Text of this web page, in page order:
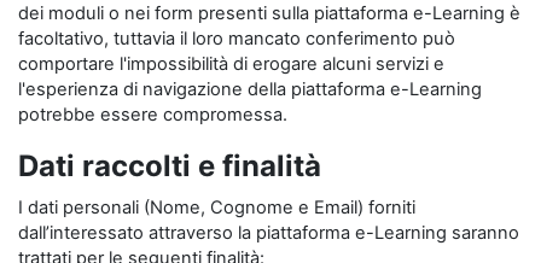
dei moduli o nei form presenti sulla piattaforma e-Learning è
facoltativo, tuttavia il loro mancato conferimento può
comportare l'impossibilità di erogare alcuni servizi e
l'esperienza di navigazione della piattaforma e-Learning
potrebbe essere compromessa.
Dati raccolti e finalità
I dati personali (Nome, Cognome e Email) forniti
dall’interessato attraverso la piattaforma e-Learning saranno
trattati per le seguenti finalità: